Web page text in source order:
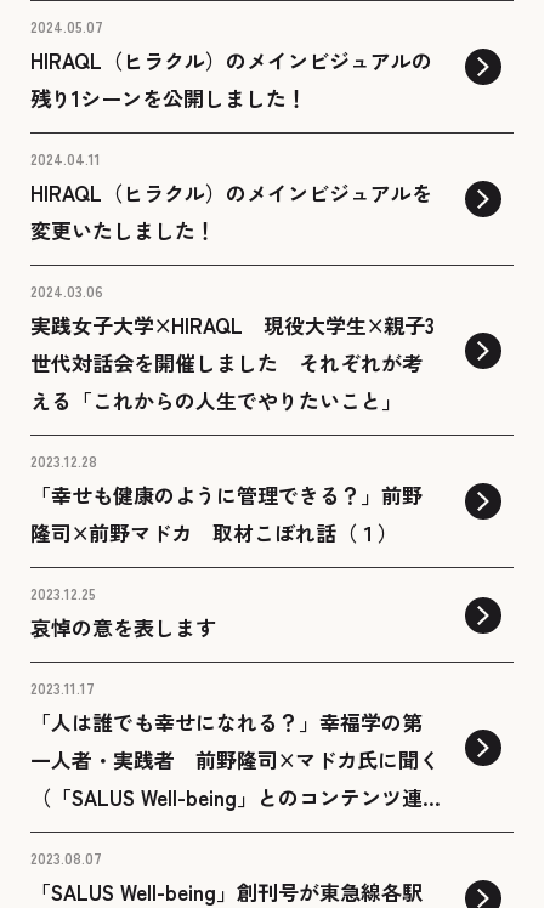
2024.05.07
HIRAQL（ヒラクル）のメインビジュアルの
残り1シーンを公開しました！
2024.04.11
HIRAQL（ヒラクル）のメインビジュアルを
変更いたしました！
2024.03.06
実践女子大学×HIRAQL 現役大学生×親子3
世代対話会を開催しました それぞれが考
える「これからの人生でやりたいこと」
2023.12.28
「幸せも健康のように管理できる？」前野
隆司×前野マドカ 取材こぼれ話（１）
2023.12.25
哀悼の意を表します
2023.11.17
「人は誰でも幸せになれる？」幸福学の第
一人者・実践者 前野隆司×マドカ氏に聞く
（「SALUS Well-being」とのコンテンツ連
動をスタート！）
2023.08.07
「SALUS Well-being」創刊号が東急線各駅